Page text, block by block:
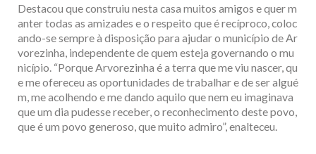
Destacou que construiu nesta casa muitos amigos e quer m
anter todas as amizades e o respeito que é recíproco, coloc
ando-se sempre à disposição para ajudar o município de Ar
vorezinha, independente de quem esteja governando o mu
nicípio. “Porque Arvorezinha é a terra que me viu nascer, qu
e me ofereceu as oportunidades de trabalhar e de ser algué
m, me acolhendo e me dando aquilo que nem eu imaginava
que um dia pudesse receber, o reconhecimento deste povo,
que é um povo generoso, que muito admiro”, enalteceu.